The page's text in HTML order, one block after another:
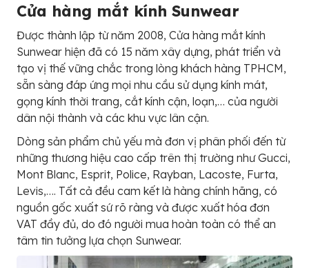
Cửa hàng mắt kính Sunwear
Được thành lập từ năm 2008, Cửa hàng mắt kính
Sunwear hiện đã có 15 năm xây dựng, phát triển và
tạo vị thế vững chắc trong lòng khách hàng TPHCM,
sẵn sàng đáp ứng mọi nhu cầu sử dụng kính mát,
gọng kính thời trang, cắt kính cận, loạn,… của người
dân nội thành và các khu vực lân cận.
Dòng sản phẩm chủ yếu mà đơn vị phân phối đến từ
những thương hiệu cao cấp trên thị trường như Gucci,
Mont Blanc, Esprit, Police, Rayban, Lacoste, Furta,
Levis,…. Tất cả đều cam kết là hàng chính hãng, có
nguồn gốc xuất sứ rõ ràng và được xuất hóa đơn
VAT đầy đủ, do đó người mua hoàn toàn có thể an
tâm tin tưởng lựa chọn Sunwear.